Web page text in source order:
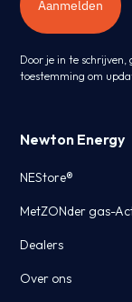
Aanmelden
Door je in te schrijven,
toestemming om
Newton Energy
NEStore®
MetZONder gas-
Dealers
Over ons